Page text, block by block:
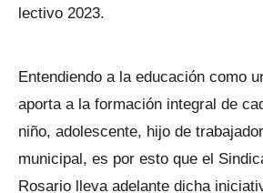
lectivo 2023.
Entendiendo a la educación como
aporta a la formación integral de
niño, adolescente, hijo de
municipal, es por esto que el
Rosario lleva adelante dicha